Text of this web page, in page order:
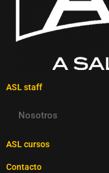
ASL staff
Nosotros
ASL cursos
Contacto